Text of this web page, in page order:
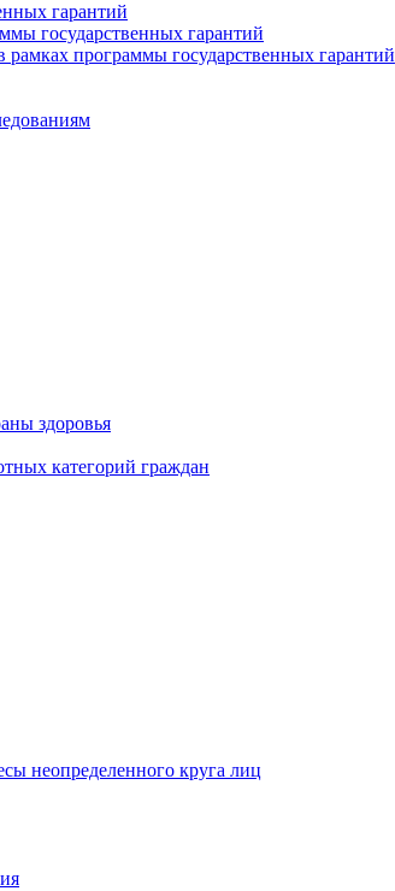
гарантий
государственных гарантий
программы государственных гарантий
здоровья
категорий граждан
неопределенного круга лиц